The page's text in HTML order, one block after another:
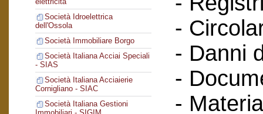
Società Idroelettrica
dell'Ossola
Società Immobiliare Borgo
Società Italiana Acciai Speciali
- SIAS
Società Italiana Acciaierie
Cornigliano - SIAC
Società Italiana Gestioni
-
- Danni
-
-